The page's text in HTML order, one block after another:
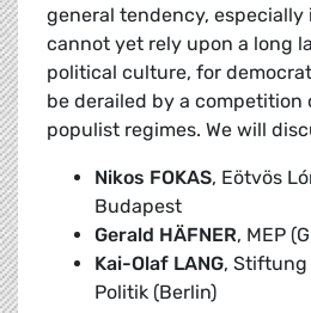
general tendency,
cannot yet rely upon a long
political culture, for
be derailed by a
populist regimes. We will
Nikos FOKAS, Eötvös
Budapest
Gerald HÄFNER, MEP
Kai-Olaf LANG, Stiftung
Politik (Berlin)